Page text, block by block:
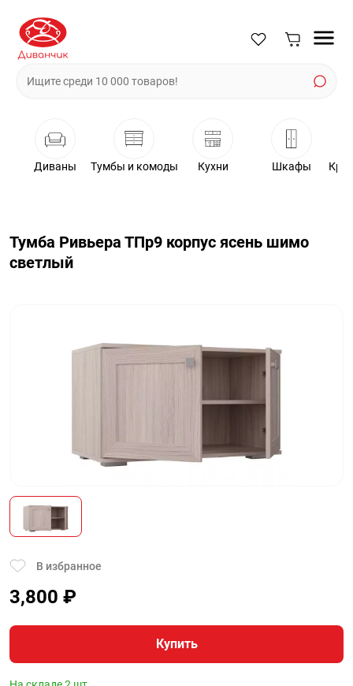
Диваны Тумбы и комоды Кухни Шкафы
Тумба Ривьера ТПр9 корпус ясень шимо
светлый
В избранное
3,800 ₽
Купить